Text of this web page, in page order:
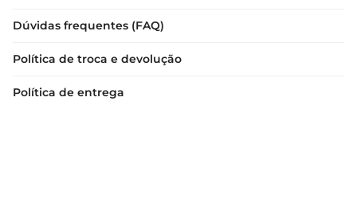
Dúvidas frequentes (FAQ)
Política de troca e devolução
Política de entrega